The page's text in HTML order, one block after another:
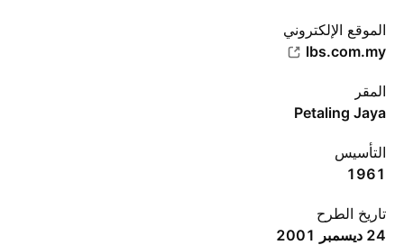
الموقع الإلكتروني
lbs.com.my
المقر
Petaling Jaya
التأسيس
1961
تاريخ الطرح
24 ديسمبر 2001